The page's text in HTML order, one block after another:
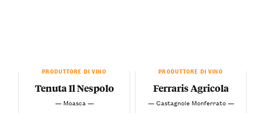
PRODUTTORE DI VINO
Tenuta Il Nespolo
— Moasca —
PRODUTTORE DI VINO
Ferraris Agricola
— Castagnole Monferrato —